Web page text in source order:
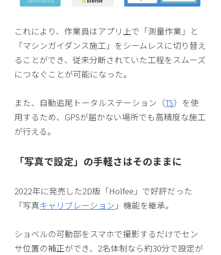
これにより、作業員はアプリ上で「測量作業」と
「マシンガイダンス施工」をシームレスに切り替え
ることができ、従来分断されていた工程をスムーズ
につなぐことが可能になった。
また、自動追尾トータルステーション（TS）を使
用するため、GPSが届かない場所でも高精度な施工
が行える。
「写真で設定」の手軽さはそのままに
2022年に発売した2D版「Holfee」で好評だった
「写真キャリブレーション 」機能を継承。
ショベルの可動部をスマホで撮影するだけでセン
サ位置の補正ができ、2名体制なら約30分で設定が